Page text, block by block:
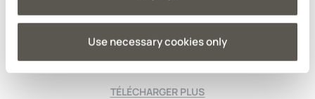
Use necessary cookies only
TÉLÉCHARGER PLUS